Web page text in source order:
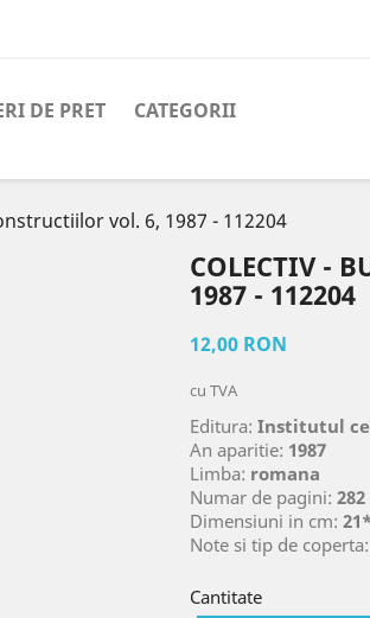
DE PRET CATEGORII
vol. 6, 1987 - 112204
COLECTIV -
1987 - 112204
12,00 RON
cu TVA
Editura: Institutul
An aparitie: 1987
Limba: romana
Numar de pagini: 282
Dimensiuni in cm:
Note si tip de coperta:
Cantitate